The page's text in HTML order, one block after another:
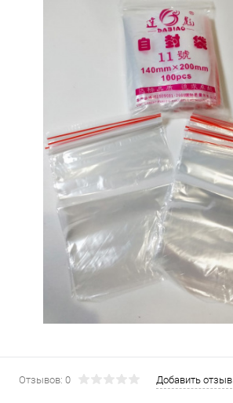
Отзывов: 0 Добавить отзыв